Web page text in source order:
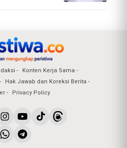
Konten Kerja Sama
Hak Jawab dan Koreksi Berita
Privacy Policy